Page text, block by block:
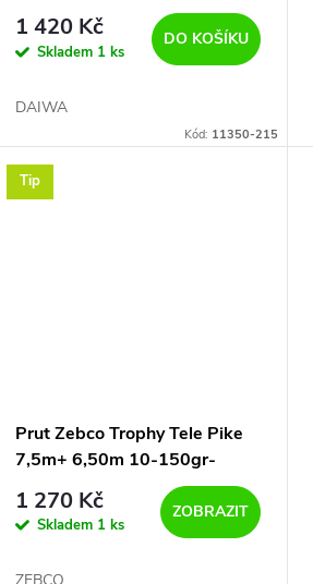
1 420 Kč
Skladem 1 ks
DO KOŠÍKU
DAIWA
Kód: 11350-215
Tip
Prut Zebco Trophy Tele Pike
7,5m+ 6,50m 10-150gr-
PRUT NA ŠTIKY
1 270 Kč
Skladem 1 ks
ZOBRAZIT